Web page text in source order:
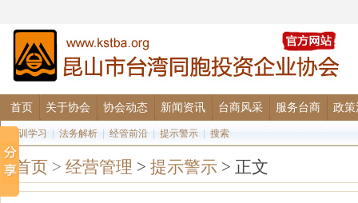
首页 关于协会 协会动态 新闻资讯 台商风采 服务台商 政策
培训学习 法务解析 经管前沿 提示警示 搜索
首页 > 经营管理 > 提示警示 > 正文